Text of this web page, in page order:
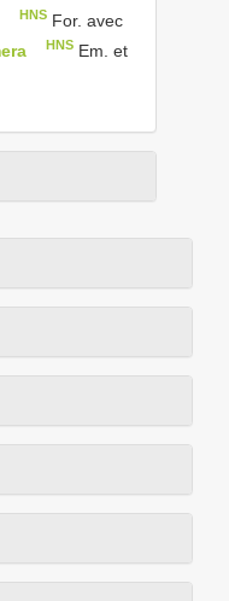
HNSFor. avec
HNSEm. et